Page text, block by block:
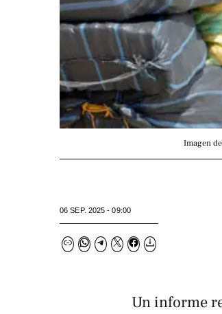
Imagen
06 SEP. 2025 - 09:00
Un informe